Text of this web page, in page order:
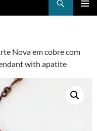
Nova em cobre com
with apatite